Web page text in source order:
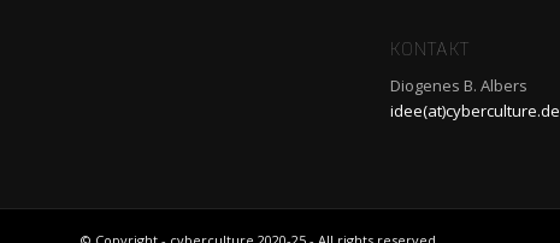
KONTAKT
Diogenes B. Albers
idee(at)cyberculture.de